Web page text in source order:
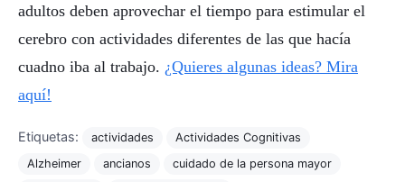
adultos deben aprovechar el tiempo para estimular el
cerebro con actividades diferentes de las que hacía
cuadno iba al trabajo. ¿Quieres algunas ideas? Mira
aquí!
Etiquetas: actividades
Actividades Cognitivas
Alzheimer
ancianos
cuidado de la persona mayor